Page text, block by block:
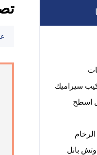
سيراميك
اسطح
بانل